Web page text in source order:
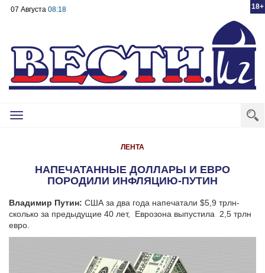
18+
07 Августа 08:18
Toggle
ЛЕНТА
НАПЕЧАТАННЫЕ ДОЛЛАРЫ И ЕВРО
ПОРОДИЛИ ИНФЛЯЦИЮ-ПУТИН
Владимир Путин: США за два года напечатали $5,9 трлн-
сколько за предыдущие 40 лет, Еврозона выпустила 2,5 трлн
евро.